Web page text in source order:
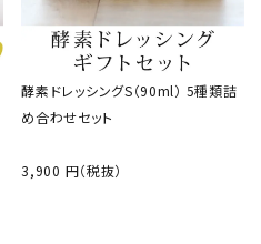
酵素ドレッシングS（90ml） 5種類詰
め合わせセット
3,900 円（税抜）